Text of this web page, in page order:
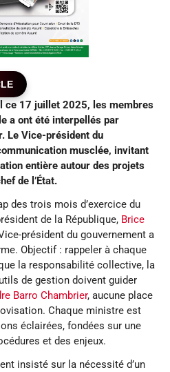
ce 17 juillet 2025, les membres
a ont été interpellés par
Le Vice-président du
musclée, invitant
entière autour des projets
de l’État.
des trois mois d’exercice du
de la République, Brice
président du gouvernement a
Objectif : rappeler à chaque
la responsabilité collective, la
de gestion doivent guider
Barro Chambrier, aucune place
Chaque ministre est
éclairées, fondées sur une
et des enjeux.
insisté sur la nécessité d’un